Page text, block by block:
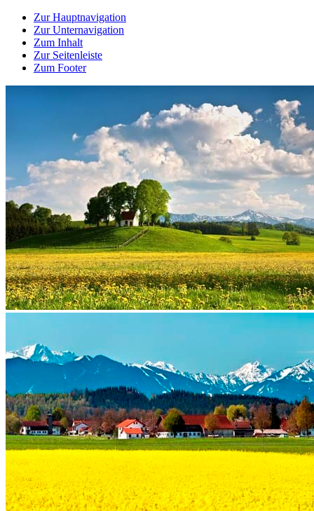
Zur Hauptnavigation
Zur Unternavigation
Zum Inhalt
Zur Seitenleiste
Zum Footer